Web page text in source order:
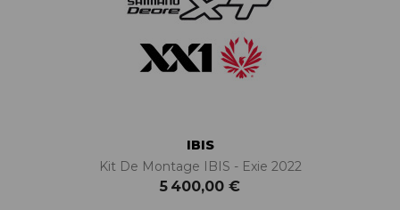
IBIS
Kit De Montage IBIS - Exie 2022
5 400,00 €